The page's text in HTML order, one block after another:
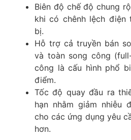
Biên độ chế độ chung
khi có chênh lệch
bị.
Hỗ trợ cả truyền bán
và toàn song công
công là cấu hình phổ
điểm.​
Tốc độ quay đầu ra
hạn nhằm giảm nhiễu
cho các ứng dụng yêu
hơn.